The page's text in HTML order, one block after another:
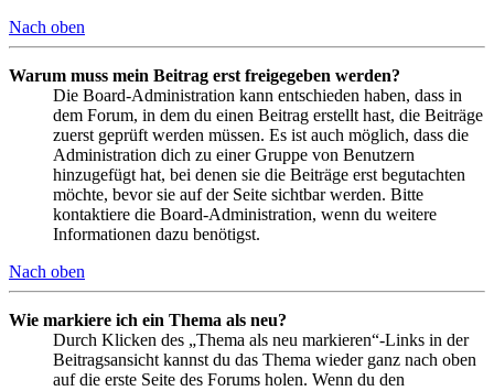
Nach oben
Warum muss mein Beitrag erst freigegeben werden?
Die Board-Administration kann entschieden haben, dass in
dem Forum, in dem du einen Beitrag erstellt hast, die Beiträge
zuerst geprüft werden müssen. Es ist auch möglich, dass die
Administration dich zu einer Gruppe von Benutzern
hinzugefügt hat, bei denen sie die Beiträge erst begutachten
möchte, bevor sie auf der Seite sichtbar werden. Bitte
kontaktiere die Board-Administration, wenn du weitere
Informationen dazu benötigst.
Nach oben
Wie markiere ich ein Thema als neu?
Durch Klicken des „Thema als neu markieren“-Links in der
Beitragsansicht kannst du das Thema wieder ganz nach oben
auf die erste Seite des Forums holen. Wenn du den